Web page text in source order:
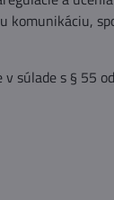
komunikáciu,
súlade s § 55